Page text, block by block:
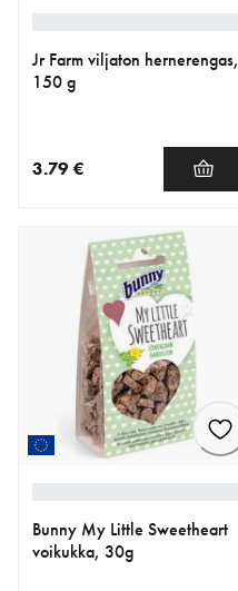
Jr Farm viljaton hernerengas,
150 g
3.79 €
Bunny My Little Sweetheart
voikukka, 30g